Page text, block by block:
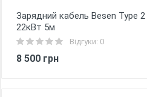
Зарядний кабель Besen Type
22кВт 5м
Відгуки: 0
8 500 грн